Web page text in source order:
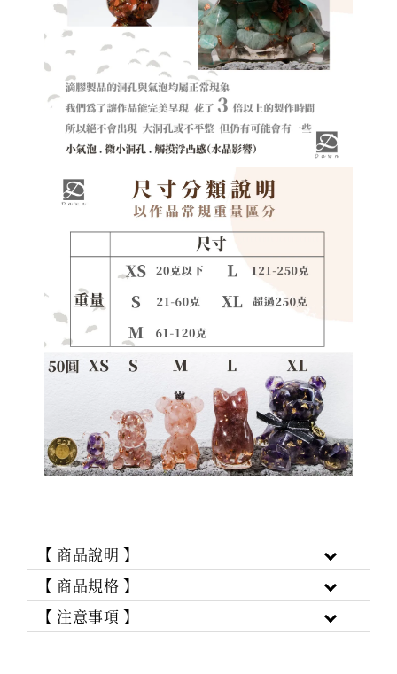
【 商品說明 】
【 商品規格 】
【 注意事項 】